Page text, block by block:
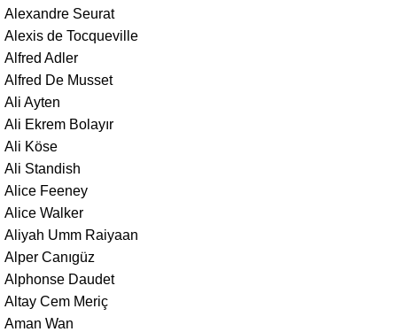
Alexandre Seurat
Alexis de Tocqueville
Alfred Adler
Alfred De Musset
Ali Ayten
Ali Ekrem Bolayır
Ali Köse
Ali Standish
Alice Feeney
Alice Walker
Aliyah Umm Raiyaan
Alper Canıgüz
Alphonse Daudet
Altay Cem Meriç
Aman Wan